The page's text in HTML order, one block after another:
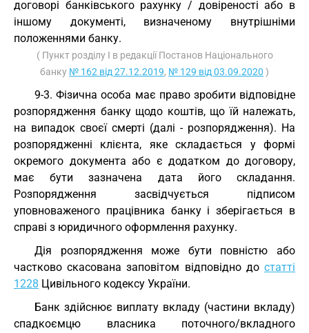
договорі банківського рахунку / довіреності або в
іншому документі, визначеному внутрішніми
положеннями банку.
( Пункт розділу I в редакції Постанов Національного
банку № 162 від 27.12.2019, № 129 від 03.09.2020 )
9-3. Фізична особа має право зробити відповідне
розпорядження банку щодо коштів, що їй належать,
на випадок своєї смерті (далі - розпорядження). На
розпорядженні клієнта, яке складається у формі
окремого документа або є додатком до договору,
має бути зазначена дата його складання.
Розпорядження засвідчується підписом
уповноваженого працівника банку і зберігається в
справі з юридичного оформлення рахунку.
Дія розпорядження може бути повністю або
частково скасована заповітом відповідно до статті
1228 Цивільного кодексу України.
Банк здійснює виплату вкладу (частини вкладу)
спадкоємцю власника поточного/вкладного